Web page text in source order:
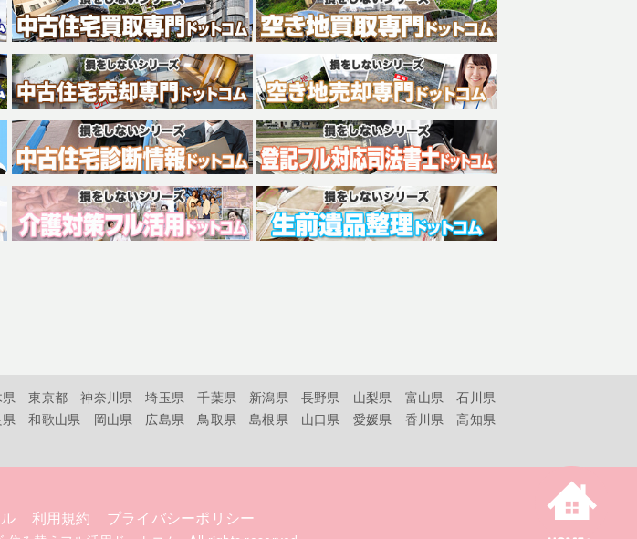
東京都 神奈川県 埼玉県 千葉県 新潟県 長野県 山梨県 富山県
石川県
和歌山県 岡山県 広島県 鳥取県 島根県 山口県 愛媛県 香川県
高知県
利用規約 プライバシーポリシー